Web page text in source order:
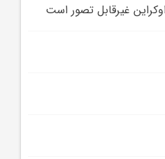
غيرقابل تصور است